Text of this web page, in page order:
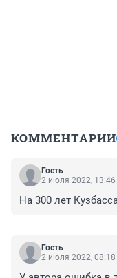
КОММЕНТАРИИ
Гость
2 июля 2022, 13:46
На 300 лет
Гость
2 июля 2022, 08:18